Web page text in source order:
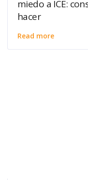
miedo a ICE:
hacer
Read more